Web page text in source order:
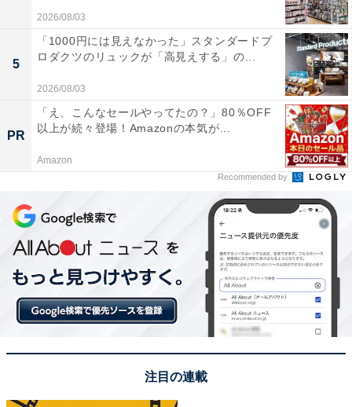
あの大広間が！
入口を入り、スタジオ内の説明エリアを抜けると、あと
は自由に回って楽しむエリアへと進んで行きます。
2026/08/03
5
「1000円には見えなかった」スタンダードプ
ロダクツのリュックが「高見えする」の...
2026/08/03
PR
「え、こんなセールやってたの？」80％OFF
以上が続々登場！Amazonの本気が...
Amazon
Recommended by
注目の連載